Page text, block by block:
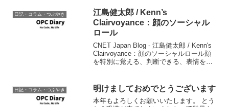
ービスは面白いなと。
日記・コラム・つぶやき
江島健太郎 / Kenn’s
Clairvoyance：顔のソーシャル
ロール
CNET Japan Blog - 江島健太郎 / Kenn's
Clairvoyance：顔のソーシャルロール顔
を特別に覚える、判断できる、表情を作
ってこれた一つの原...
日記・コラム・つぶやき 明けましておめでとうございます
本年もよろしくお願いいたします。 とう